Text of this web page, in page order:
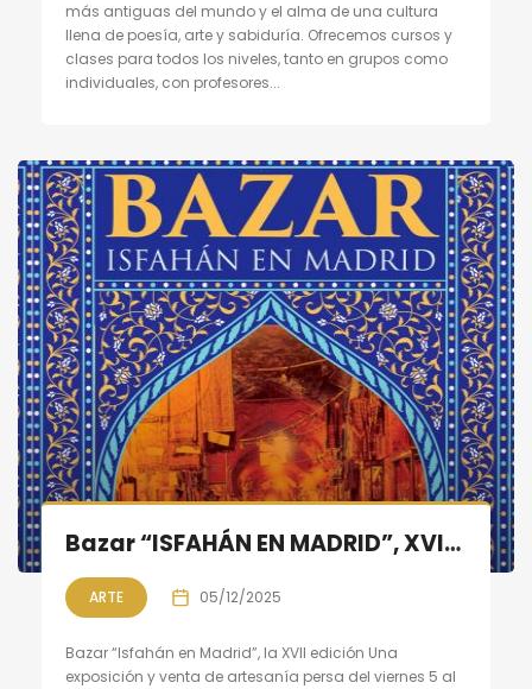
más antiguas del mundo y el alma de una cultura
llena de poesía, arte y sabiduría. Ofrecemos cursos y
clases para todos los niveles, tanto en grupos como
individuales, con profesores...
Bazar “ISFAHÁN EN MADRID”, XVII Edición, 5 al 15 de diciembre
ARTE 05/12/2025
Bazar “Isfahán en Madrid”, la XVII edición Una
exposición y venta de artesanía persa del viernes 5 al